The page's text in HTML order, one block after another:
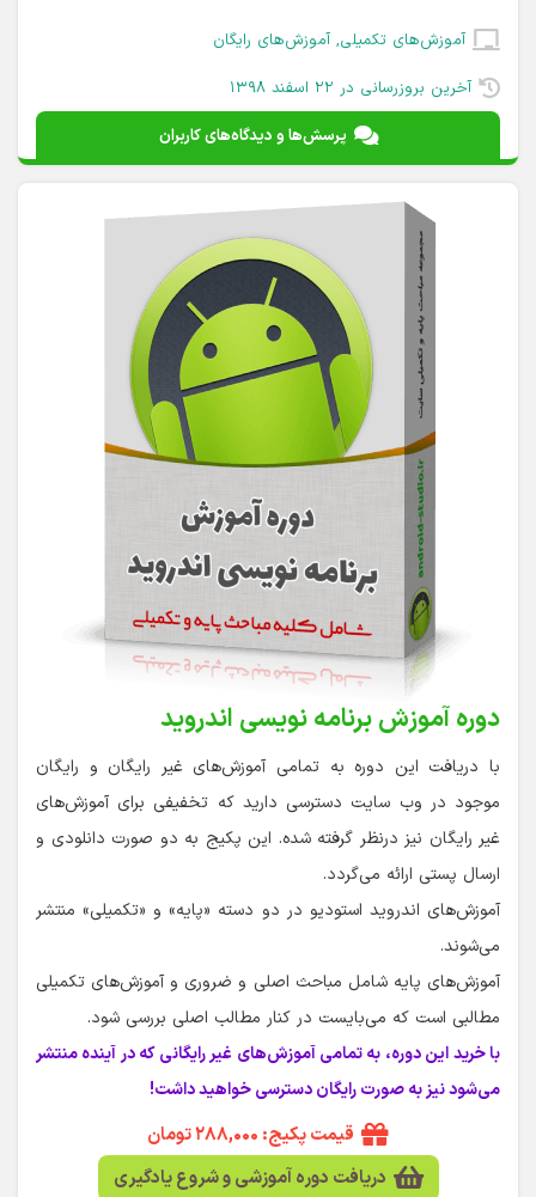
آموزش‌های تکمیلی, آموزش‌های رایگان
آخرین بروزرسانی در ۲۲ اسفند ۱۳۹۸
پرسش‌ها و دیدگاه‌های کاربران
دوره آموزش برنامه نویسی اندروید
با دریافت این دوره به تمامی آموزش‌های غیر رایگان و رایگان
موجود در وب سایت دسترسی دارید که تخفیفی برای آموزش‌های
غیر رایگان نیز درنظر گرفته شده. این پکیج به دو صورت دانلودی و
ارسال پستی ارائه می‌گردد.
آموزش‌های اندروید استودیو در دو دسته «پایه» و «تکمیلی» منتشر
می‌شوند.
آموزش‌های پایه شامل مباحث اصلی و ضروری و آموزش‌های تکمیلی
مطالبی است که می‌بایست در کنار مطالب اصلی بررسی شود.
با خرید این دوره، به تمامی آموزش‌های غیر رایگانی که در آینده منتشر
می‌شود نیز به صورت رایگان دسترسی خواهید داشت!
قیمت پکیج: ۲۸۸,۰۰۰ تومان
دریافت دوره آموزشی و شروع یادگیری